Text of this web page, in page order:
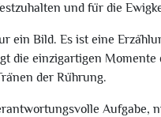
und für die
ein Bild. Es ist eine
die einzigartigen
der Rührung.
Aufgabe,